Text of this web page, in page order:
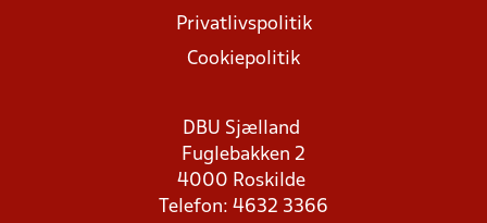
Privatlivspolitik
Cookiepolitik
DBU Sjælland
Fuglebakken 2
4000 Roskilde
Telefon: 4632 3366